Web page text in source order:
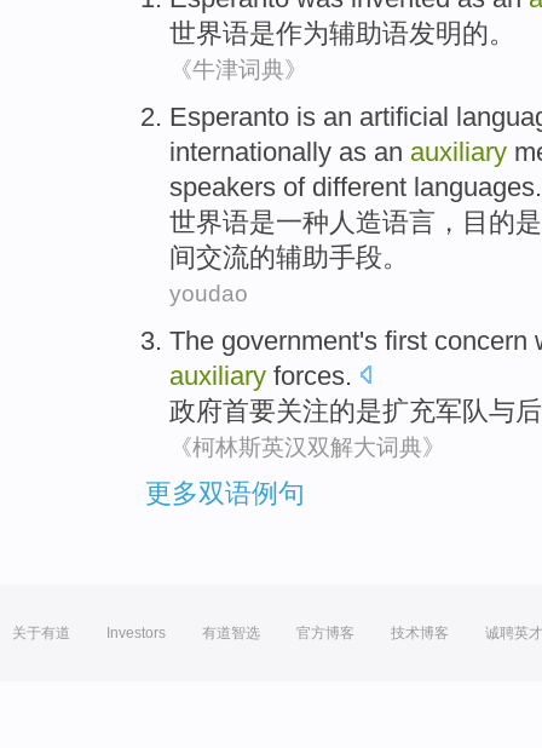
世界语是作为辅助语发明的。
《牛津词典》
Esperanto is an artificial
internationally as an auxiliary
speakers of different languages.
世界语是一种 人造语言 ， 目的
间交流的辅助手段。
youdao
The government's first concern
auxiliary forces.
政府首要关注的是扩充军队与
《柯林斯英汉双解大词典》
更多双语例句
关于有道 Investors 有道智选 官方博客 技术博客 诚聘英才